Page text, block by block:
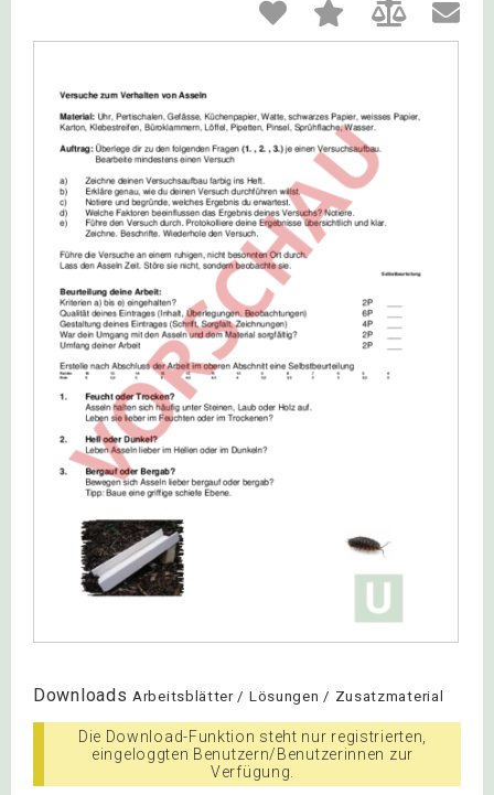
Downloads Arbeitsblätter / Lösungen / Zusatzmaterial
Die Download-Funktion steht nur registrierten,
eingeloggten Benutzern/Benutzerinnen zur
Verfügung.